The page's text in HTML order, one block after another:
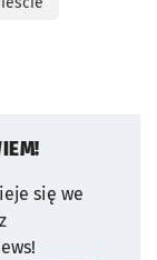
się we